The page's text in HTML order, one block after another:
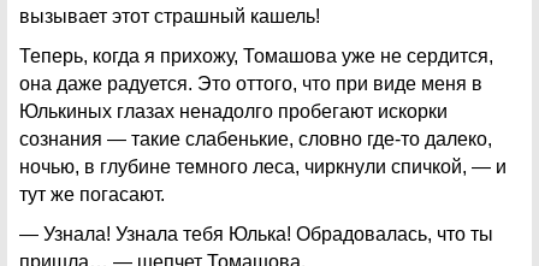
вызывает этот страшный кашель!
Теперь, когда я прихожу, Томашова уже не сердится,
она даже радуется. Это оттого, что при виде меня в
Юлькиных глазах ненадолго пробегают искорки
сознания — такие слабенькие, словно где-то далеко,
ночью, в глубине темного леса, чиркнули спичкой, — и
тут же погасают.
— Узнала! Узнала тебя Юлька! Обрадовалась, что ты
пришла… — шепчет Томашова.